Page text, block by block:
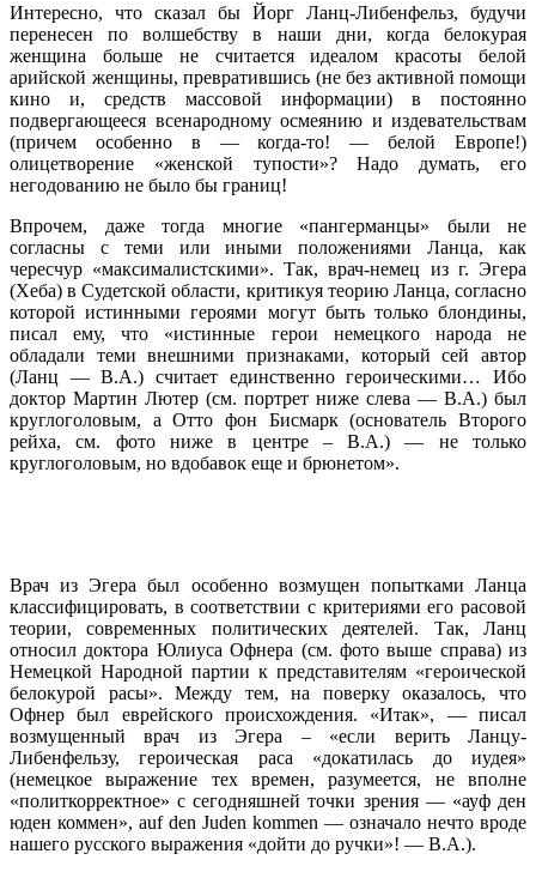
Интересно, что сказал бы Йорг Ланц-Либенфельз, будучи
перенесен по волшебству в наши дни, когда белокурая
женщина больше не считается идеалом красоты белой
арийской женщины, превратившись (не без активной помощи
кино и, средств массовой информации) в постоянно
подвергающееся всенародному осмеянию и издевательствам
(причем особенно в — когда-то! — белой Европе!)
олицетворение «женской тупости»? Надо думать, его
негодованию не было бы границ!
Впрочем, даже тогда многие «пангерманцы» были не
согласны с теми или иными положениями Ланца, как
чересчур «максималистскими». Так, врач-немец из г. Эгера
(Хеба) в Судетской области, критикуя теорию Ланца, согласно
которой истинными героями могут быть только блондины,
писал ему, что «истинные герои немецкого народа не
обладали теми внешними признаками, который сей автор
(Ланц — В.А.) считает единственно героическими… Ибо
доктор Мартин Лютер (см. портрет ниже слева — В.А.) был
круглоголовым, а Отто фон Бисмарк (основатель Второго
рейха, см. фото ниже в центре – В.А.) — не только
круглоголовым, но вдобавок еще и брюнетом».
Врач из Эгера был особенно возмущен попытками Ланца
классифицировать, в соответствии с критериями его расовой
теории, современных политических деятелей. Так, Ланц
относил доктора Юлиуса Офнера (см. фото выше справа) из
Немецкой Народной партии к представителям «героической
белокурой расы». Между тем, на поверку оказалось, что
Офнер был еврейского происхождения. «Итак», — писал
возмущенный врач из Эгера – «если верить Ланцу-
Либенфельзу, героическая раса «докатилась до иудея»
(немецкое выражение тех времен, разумеется, не вполне
«политкорректное» с сегодняшней точки зрения — «ауф ден
юден коммен», auf den Juden kommen — означало нечто вроде
нашего русского выражения «дойти до ручки»! — В.А.).